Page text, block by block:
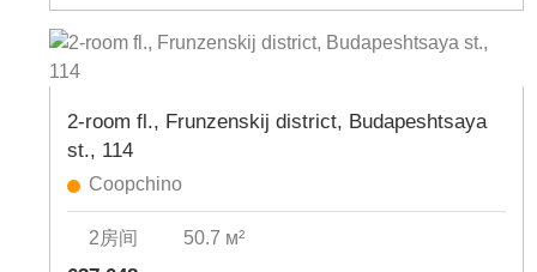
2-room fl., Frunzenskij district, Budapeshtsaya
st., 114
Coopchino
2房间 50.7 м²